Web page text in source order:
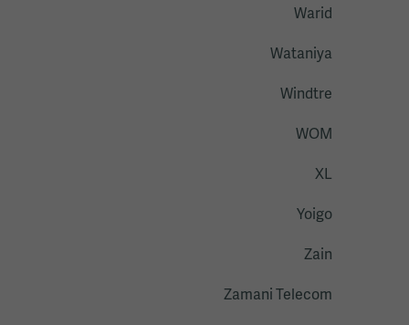
Warid
Wataniya
Windtre
WOM
XL
Yoigo
Zain
Zamani Telecom